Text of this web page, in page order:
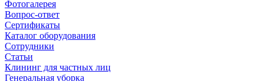
Фотогалерея
Вопрос-ответ
Сертификаты
Каталог оборудования
Сотрудники
Статьи
Клининг для частных лиц
Генеральная уборка